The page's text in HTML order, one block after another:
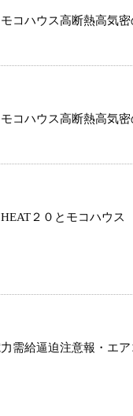
コハウス高断熱高気密
コハウス高断熱高気密
２０とモコハウス
需給逼迫注意報・エ